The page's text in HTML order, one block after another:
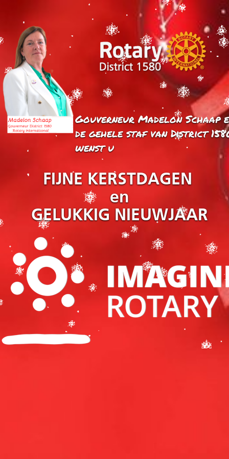
FIJNE KERSTDAGEN
en
GELUKKIG NIEUWJAAR
Gouverneur Madelon Schaap
de gehele staf van District
wenst u